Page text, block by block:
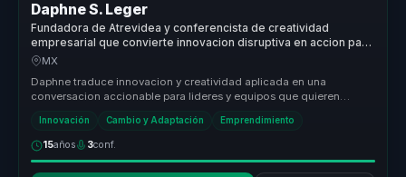
Daphne S. Leger
Fundadora de Atrevidea y conferencista de creatividad
empresarial que convierte innovacion disruptiva en accion para
lideres y equipos.
MX
Daphne traduce innovacion y creatividad aplicada en una
conversacion accionable para lideres y equipos que quieren
Innovación Cambio y Adaptación Emprendimiento
15años 3conf.